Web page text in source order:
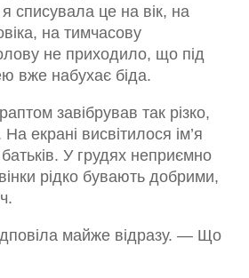
списувала це на вік, на
на тимчасову
не приходило, що під
вже набухає біда.
завібрував так різко,
екрані висвітилося ім’я
У грудях неприємно
рідко бувають добрими,
майже відразу. — Що